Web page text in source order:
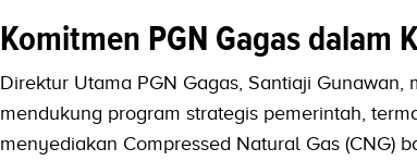
Komitmen PGN Gagas dalam
Direktur Utama PGN Gagas, Santiaji
mendukung program strategis pemerintah,
menyediakan Compressed Natural Gas (CNG)